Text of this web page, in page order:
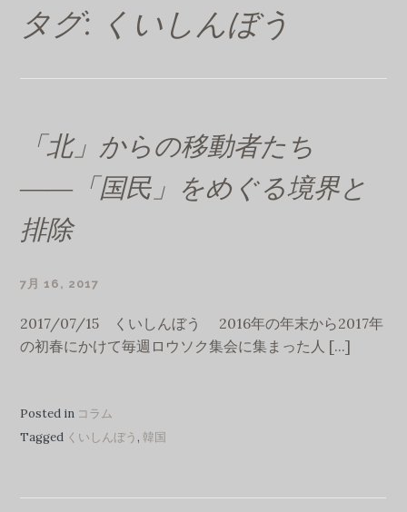
タグ: くいしんぼう
「北」からの移動者たち
――「国民」をめぐる境界と
排除
7月 16, 2017
2017/07/15 くいしんぼう 2016年の年末から2017年
の初春にかけて毎週ロウソク集会に集まった人 [...]
Posted in コラム
Tagged くいしんぼう,韓国